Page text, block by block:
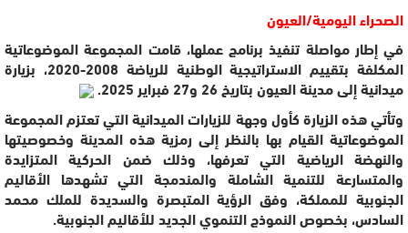
الصحراء اليومية/العيون
في إطار مواصلة تنفيذ برنامج عملها، قامت المجموعة الموضوعاتية
المكلفة بتقييم الاستراتيجية الوطنية للرياضة 2008-2020، بزيارة
ميدانية إلى مدينة العيون بتاريخ 26 و27 فبراير 2025.
وتأتي هذه الزيارة كأول وجهة للزيارات الميدانية التي تعتزم المجموعة
الموضوعاتية القيام بها بالنظر إلى رمزية هذه المدينة وخصوصيتها
والنهضة الرياضية التي تعرفها، وذلك ضمن الحركية المتزايدة
والمتسارعة للتنمية الشاملة والمندمجة التي تشهدها الأقاليم
الجنوبية للمملكة، وفق الرؤية المتبصرة والسديدة للملك محمد
السادس، بخصوص النموذج التنموي الجديد للأقاليم الجنوبية.